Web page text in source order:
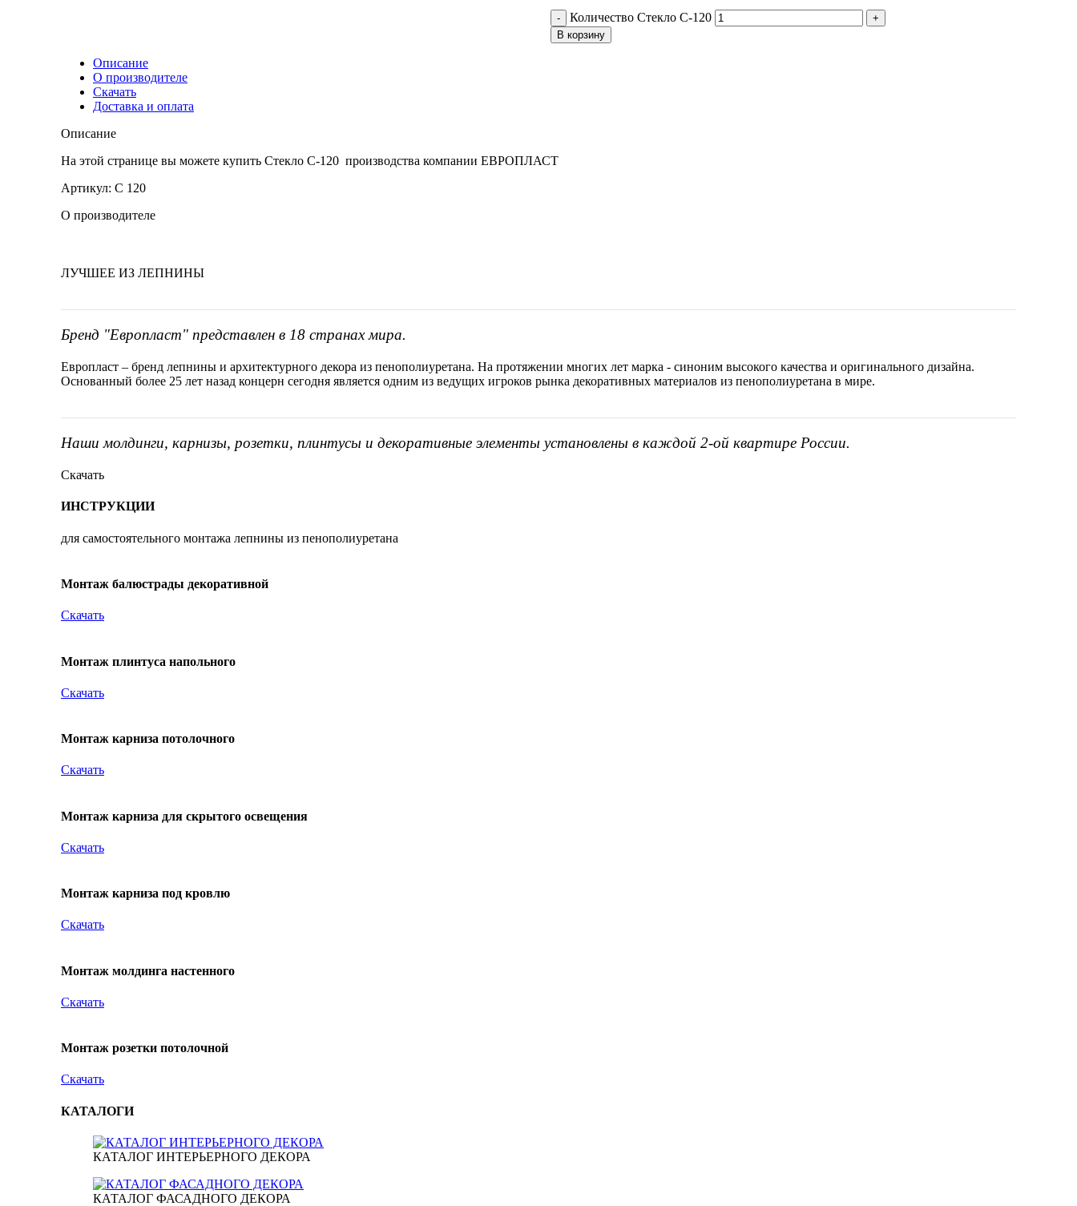
Количество Стекло С-120
В корзину
Описание
О производителе
Скачать
Доставка и оплата
Описание
На этой странице вы можете купить Стекло С-120 производства компании ЕВРОПЛАСТ
Артикул: С 120
О производителе
ЛУЧШЕЕ ИЗ ЛЕПНИНЫ
Бренд "Европласт" представлен в 18 странах мира.
Европласт – бренд лепнины и архитектурного декора из пенополиуретана. На протяжении многих лет марка - синоним высокого качества и оригинального дизайна.
Основанный более 25 лет назад концерн сегодня является одним из ведущих игроков рынка декоративных материалов из пенополиуретана в мире.
Наши молдинги, карнизы, розетки, плинтусы и декоративные элементы установлены в каждой 2-ой квартире России.
Скачать
ИНСТРУКЦИИ
для самостоятельного монтажа лепнины из пенополиуретана
Монтаж балюстрады декоративной
Скачать
Монтаж плинтуса напольного
Скачать
Монтаж карниза потолочного
Скачать
Монтаж карниза для скрытого освещения
Скачать
Монтаж карниза под кровлю
Скачать
Монтаж молдинга настенного
Скачать
Монтаж розетки потолочной
Скачать
КАТАЛОГИ
КАТАЛОГ ИНТЕРЬЕРНОГО ДЕКОРА
КАТАЛОГ ФАСАДНОГО ДЕКОРА